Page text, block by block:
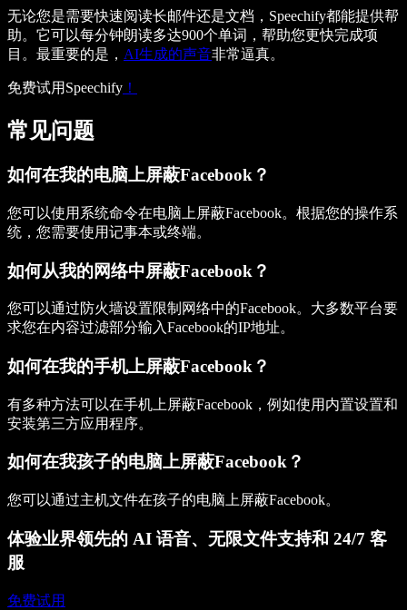
无论您是需要快速阅读长邮件还是文档，Speechify都能提供帮
助。它可以每分钟朗读多达900个单词，帮助您更快完成项
目。最重要的是， AI生成的声音非常逼真。
免费试用Speechify ！
常见问题
如何在我的电脑上屏蔽Facebook？
您可以使用系统命令在电脑上屏蔽Facebook。根据您的操作系
统，您需要使用记事本或终端。
如何从我的网络中屏蔽Facebook？
您可以通过防火墙设置限制网络中的Facebook。大多数平台要
求您在内容过滤部分输入Facebook的IP地址。
如何在我的手机上屏蔽Facebook？
有多种方法可以在手机上屏蔽Facebook，例如使用内置设置和
安装第三方应用程序。
如何在我孩子的电脑上屏蔽Facebook？
您可以通过主机文件在孩子的电脑上屏蔽Facebook。
体验业界领先的 AI 语音、无限文件支持和 24/7 客
服
免费试用